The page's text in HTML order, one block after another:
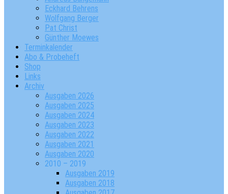
Eckhard Behrens
Wolfgang Berger
Pat Christ
Günther Moewes
Terminkalender
Abo & Probeheft
Shop
Links
Archiv
Ausgaben 2026
Ausgaben 2025
Ausgaben 2024
Ausgaben 2023
Ausgaben 2022
Ausgaben 2021
Ausgaben 2020
2010 – 2019
Ausgaben 2019
Ausgaben 2018